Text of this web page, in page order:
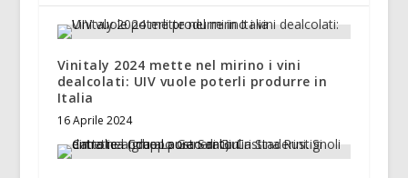
Vinitaly 2024 mette nel mirino i vini
dealcolati: UIV vuole poterli produrre in
Italia
16 Aprile 2024